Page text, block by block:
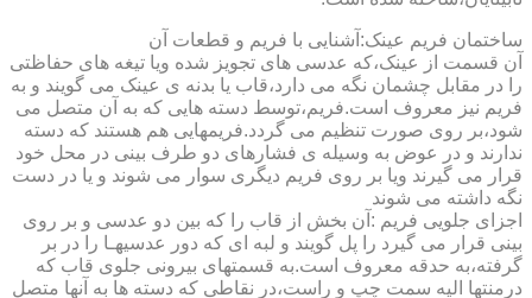
ساختمان فریم عینک:آشنایی با فریم و قطعات آن
آن قسمت از عینک،که عدسی های تجویز شده ویا تیغه های حفاظتی
را در مقابل چشمان نگه می دارد،قاب یا بدنه ی عینک می گویند و به
فریم نیز معروف است.فریم،توسط دسته هایی که به آن متصل می
شود،بر روی صورت تنظیم می گردد.فریمهایی هم هستند که دسته
ندارند و در عوض به وسیله ی فشارهای دو طرف بینی در محل خود
قرار می گیرند ویا بر روی فریم دیگری سوار می شوند و یا در دست
نگه داشته می شوند
اجزای جلویی فریم :آن بخش از قاب را که بین دو عدسی و بر روی
بینی قرار می گیرد را پل گویند و لبه ای که دور عدسیهـا را در بر
گرفته،به حدقه معروف است.به قسمتهای بیرونی جلوی قاب که
درمنتها الیه سمت چپ و راست،در نقاطی که دسته ها به آنها متصل